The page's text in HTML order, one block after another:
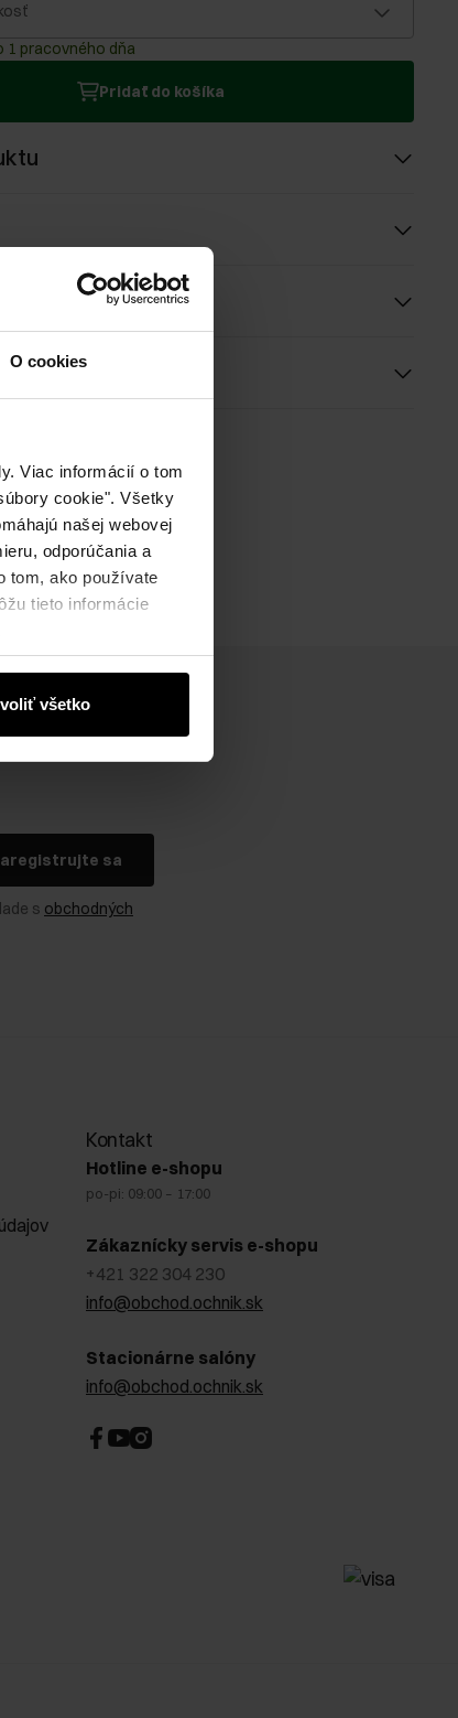
O cookies
Viac informácií o tom
cookie". Všetky
našej webovej
odporúčania a
tom, ako používate
tieto informácie
všetko
1 pracovného dňa
Pridať do košíka
sa
s obchodných
Kontakt
Hotline e-shopu
po-pi: 09:00 – 17:00
Zákaznícky servis e-shopu
+421 322 304 230
info@obchod.ochnik.sk
Stacionárne salóny
info@obchod.ochnik.sk